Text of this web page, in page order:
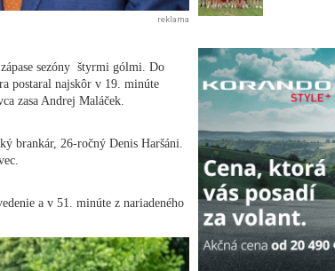
reklama
sezóny štyrmi gólmi. Do
postaral najskôr v 19. minúte
zasa Andrej Maláček.
brankár, 26-ročný Denis Haršáni.
a v 51. minúte z nariadeného